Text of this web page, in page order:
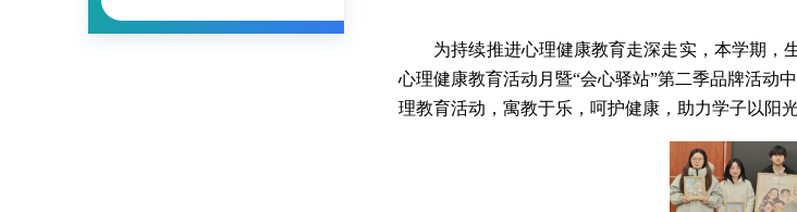
为持续推进心理健康教育走深走实，本学期，
心理健康教育活动月暨“会心驿站”第二季品牌活动
理教育活动，寓教于乐，呵护健康，助力学子以阳